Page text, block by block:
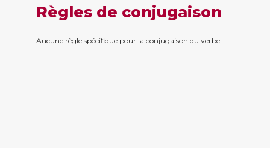
Règles de conjugaison
Aucune règle spécifique pour la conjugaison du verbe